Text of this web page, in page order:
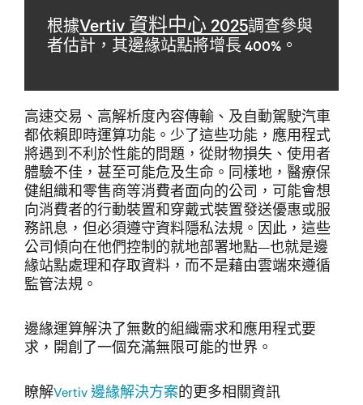
根據Vertiv 資料中心 2025調查參與
者估計，其邊緣站點將增長 400%。
高速交易、高解析度內容傳輸、及自動駕駛汽車
都依賴即時運算功能。少了這些功能，應用程式
將遇到不利於性能的問題，從財物損失、使用者
體驗不佳，甚至可能危及生命。同樣地，醫療保
健組織和零售商等消費者面向的公司，可能會想
向消費者的行動裝置和穿戴式裝置發送優惠或服
務訊息，但必須遵守資料隱私法規。因此，這些
公司傾向在他們控制的就地部署地點—也就是邊
緣站點處理和存取資料，而不是藉由雲端來遵循
監管法規。
邊緣運算解決了無數的組織需求和應用程式要
求，開創了一個充滿無限可能的世界。
瞭解Vertiv 邊緣解決方案的更多相關資訊